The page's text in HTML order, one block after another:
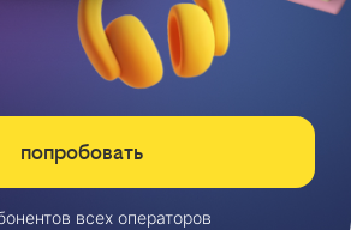
попробовать
всех операторов